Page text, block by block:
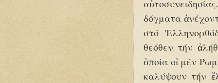
δόγματα
στό
θεόθεν τήν
ὁποία οἱ μέν
καλύψουν τήν